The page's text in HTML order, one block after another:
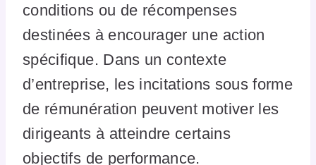
conditions ou de récompenses
destinées à encourager une action
spécifique. Dans un contexte
d’entreprise, les incitations sous forme
de rémunération peuvent motiver les
dirigeants à atteindre certains
objectifs de performance.